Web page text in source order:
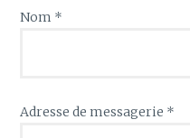
Nom *
Adresse de messagerie *